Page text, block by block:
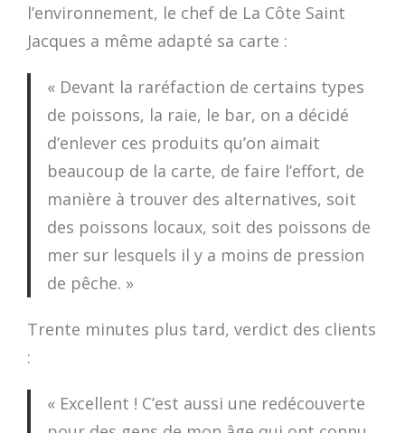
l’environnement, le chef de La Côte Saint
Jacques a même adapté sa carte :
« Devant la raréfaction de certains types
de poissons, la raie, le bar, on a décidé
d’enlever ces produits qu’on aimait
beaucoup de la carte, de faire l’effort, de
manière à trouver des alternatives, soit
des poissons locaux, soit des poissons de
mer sur lesquels il y a moins de pression
de pêche. »
Trente minutes plus tard, verdict des clients
:
« Excellent ! C’est aussi une redécouverte